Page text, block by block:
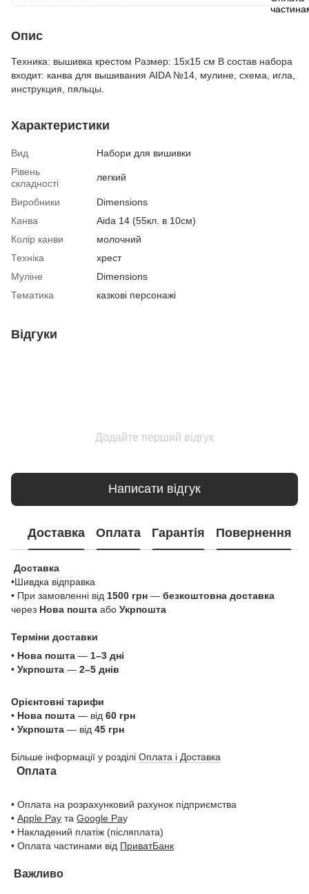
Опис
Техника: вышивка крестом Размер: 15х15 см В состав набора
входит: канва для вышивания AIDA №14, мулине, схема, игла,
инструкция, пяльцы.
Характеристики
Вид
Набори для вишивки
Рівень
складності
легкий
Виробники
Dimensions
Канва
Aida 14 (55кл. в 10см)
Колір канви
молочний
Техніка
хрест
Муліне
Dimensions
Тематика
казкові персонажі
Відгуки
Додайте перший відгук
Написати відгук
Доставка Оплата Гарантія Повернення
Доставка
•Шивдка відправка
• При замовленні від 1500 грн — безкоштовна доставка
через Нова пошта або Укрпошта
Терміни доставки
• Нова пошта — 1–3 дні
• Укрпошта — 2–5 днів
Орієнтовні тарифи
• Нова пошта — від 60 грн
• Укрпошта — від 45 грн
Більше інформації у розділі Оплата і Доставка
Оплата
• Оплата на розрахунковий рахунок підприємства
• Apple Pay та Google Pay
• Накладений платіж (післяплата)
• Оплата частинами від ПриватБанк
Важливо